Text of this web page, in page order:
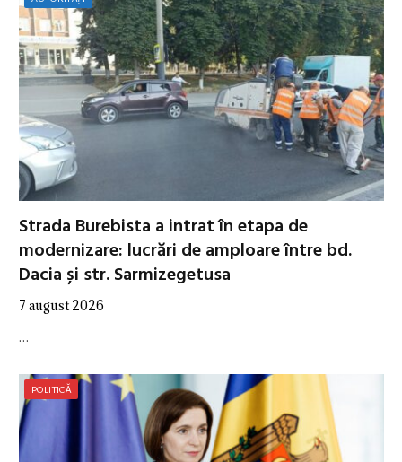
Strada Burebista a intrat în etapa de
modernizare: lucrări de amploare între bd.
Dacia și str. Sarmizegetusa
7 august 2026
…
POLITICĂ